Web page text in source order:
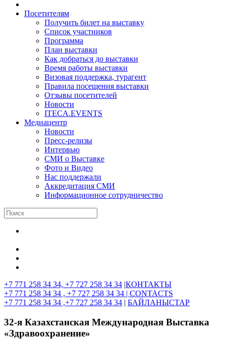
Посетителям
Получить билет на выставку
Список участников
Программа
План выставки
Как добраться до выставки
Время работы выставки
Визовая поддержка, турагент
Правила посещения выставки
Отзывы посетителей
Новости
ITECA.EVENTS
Медиацентр
Новости
Пресс-релизы
Интервью
СМИ о Выставке
Фото и Видео
Нас поддержали
Аккредитация СМИ
Информационное сотрудничество
+7 771 258 34 34, +7 727 258 34 34 |КОНТАКТЫ
+7 771 258 34 34 , +7 727 258 34 34 | CONTACTS
+7 771 258 34 34 ,+7 727 258 34 34 | БАЙЛАНЫСТАР
32-я Казахстанская Международная Выставка
«Здравоохранение»